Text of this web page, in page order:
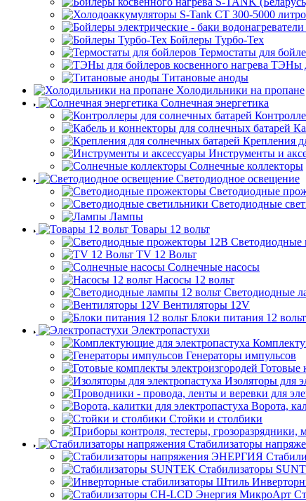
Бойлеры Турбо-Тех
Термостаты для
ТЭНы
Титановые аноды
Холодильники на пропане
Солнечная энергетика
Крепления
Инструменты и
Солнечные коллекторы
Светодиодное освещение
Светодиодные
Светодиодные
Лампы
Товары 12 вольт
Светодиодные
TV 12 Вольт
Солнечные насосы
Насосы 12 вольт
Светодиодные
Вентиляторы 12V
Блоки питания 12 вольт
Электропастухи
Генераторы импульсов
Готовые
Изоляторы для
Ворота,
Стойки и столбики
Стабилизаторы
Стабилизаторы